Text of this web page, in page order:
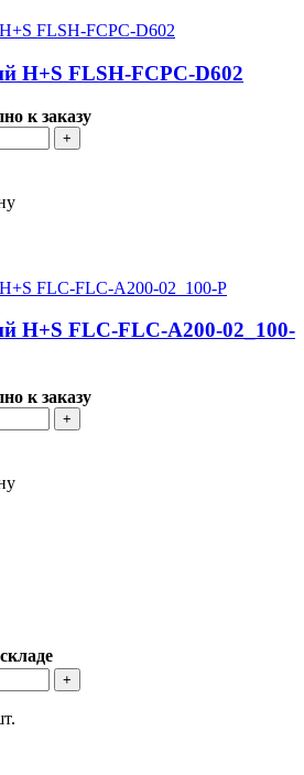
H+S FLSH-FCPC-D602
к заказу
+
H+S FLC-FLC-A200-02_100-
к заказу
+
+